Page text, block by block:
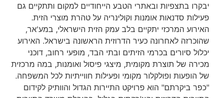
יבקרו בתצפיות ובאתרי הטבע הייחודיים למקום ותתקיים גם
פעילות סדנאות אומנות וקולינריה על טהרת מוצרי הזית.
האירוע המרכזי יתקיים בלב עמק הזית הישראלי, במע'אר,
שהוכרזה לאחרונה כעיר הדרוזית הראשונה בישראל. האירוע
יכלול סיורים בכרמי הזיתים ובתי הבד, מופעי רחוב, דוכני
מכירה של תוצרת מקומית, מיצגי פיסול ואומנות, במה מרכזית
של הופעות ופולקלור מקומי ופעילות חווייתיות לכל המשפחה.
"כפר ביקרתם" הוא פרויקט התיירות הגדול והוותיק לקידום